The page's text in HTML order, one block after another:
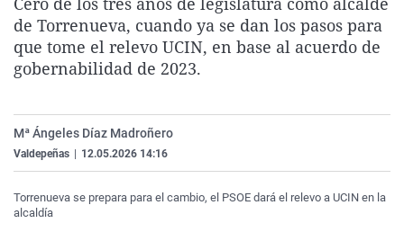
La rosa de los vientos
Gente viajera
Caso
Retornados
Extremadura
Galicia
Virales
Televisión
de Torrenueva, cuando ya se dan los pasos para
que tome el relevo UCIN, en base al acuerdo de
gobernabilidad de 2023.
Mª Ángeles Díaz Madroñero
Valdepeñas 12.05.2026 14:16
Torrenueva se prepara para el cambio, el PSOE dará el relevo a UCIN en la
alcaldía